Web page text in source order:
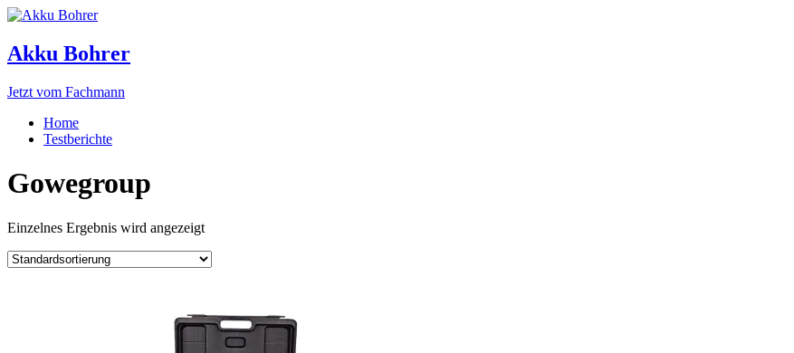
Akku Bohrer
Jetzt vom Fachmann
Home
Testberichte
Gowegroup
Einzelnes Ergebnis wird angezeigt